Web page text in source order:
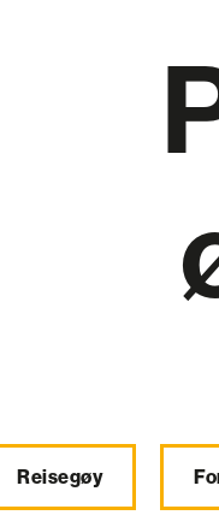
Reisegøy